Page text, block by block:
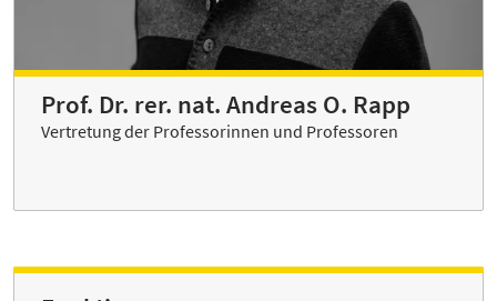
Prof. Dr. rer. nat. Andreas O. Rapp
Vertretung der Professorinnen und Professoren